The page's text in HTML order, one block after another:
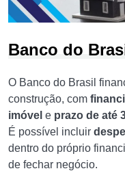
Banco do
O Banco do Brasil
construção, com
imóvel e prazo de até
É possível incluir
dentro do próprio
de fechar negócio.